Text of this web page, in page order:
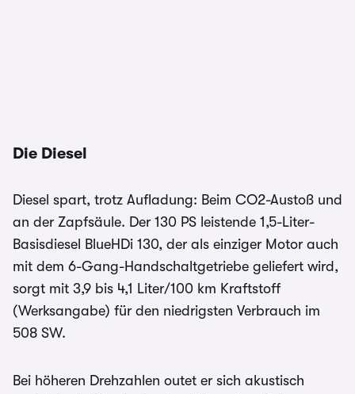
Die Diesel
Diesel spart, trotz Aufladung: Beim CO2-Austoß und
an der Zapfsäule. Der 130 PS leistende 1,5-Liter-
Basisdiesel BlueHDi 130, der als einziger Motor auch
mit dem 6-Gang-Handschaltgetriebe geliefert wird,
sorgt mit 3,9 bis 4,1 Liter/100 km Kraftstoff
(Werksangabe) für den niedrigsten Verbrauch im
508 SW.
Bei höheren Drehzahlen outet er sich akustisch